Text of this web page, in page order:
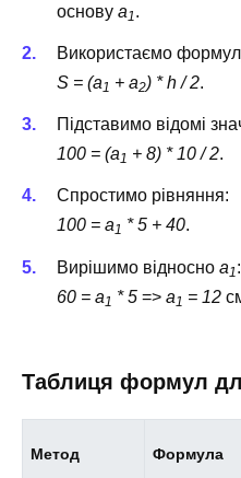
основу a1.
Використаємо
S = (a1 + a2) * h / 2.
Підставимо відомі
100 = (a1 + 8) * 10 / 2.
Спростимо рівняння:
100 = a1 * 5 + 40.
Вирішимо відносно a1 :
60 = a1 * 5 => a1 = 12
Таблиця формул
Метод Формула